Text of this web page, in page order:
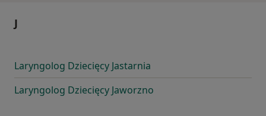
J
Laryngolog Dziecięcy Jastarnia
Laryngolog Dziecięcy Jaworzno